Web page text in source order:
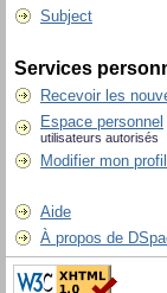
Subject
Services
Recevoir les
Espace personnel
utilisateurs autorisés
Modifier mon profil
Aide
À propos de